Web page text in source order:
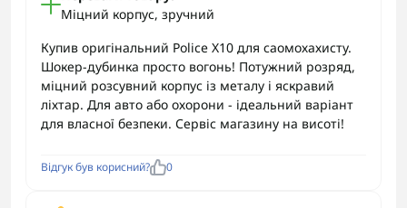
Міцний корпус, зручний
Купив оригінальний Police X10 для саомохахисту.
Шокер-дубинка просто вогонь! Потужний розряд,
міцний розсувний корпус із металу і яскравий
ліхтар. Для авто або охорони - ідеальний варіант
для власної безпеки. Сервіс магазину на висоті!
Відгук був корисний? 0